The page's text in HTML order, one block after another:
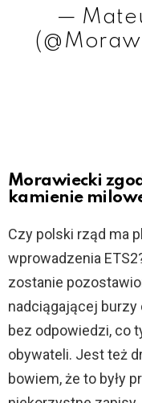
—
Morawiecki
kamienie
Czy polski rząd ma
wprowadzenia
zostanie
nadciągającej burzy
bez odpowiedzi, co
obywateli. Jest też
bowiem, że to były